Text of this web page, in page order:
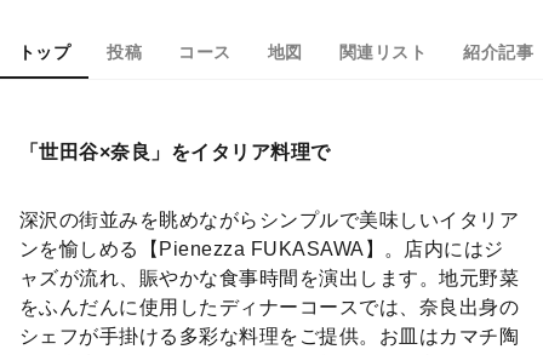
トップ 投稿 コース 地図 関連リスト 紹介記事
「世田谷×奈良」をイタリア料理で
深沢の街並みを眺めながらシンプルで美味しいイタリア
ンを愉しめる【Pienezza FUKASAWA】。店内にはジ
ャズが流れ、賑やかな食事時間を演出します。地元野菜
をふんだんに使用したディナーコースでは、奈良出身の
シェフが手掛ける多彩な料理をご提供。お皿はカマチ陶